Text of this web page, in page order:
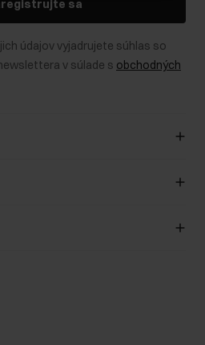
sa
údajov vyjadrujete súhlas so
v súlade s obchodných
údajov